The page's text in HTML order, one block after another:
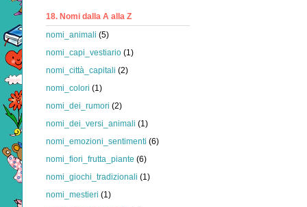
18. Nomi dalla A alla Z
nomi_animali (5)
nomi_capi_vestiario (1)
nomi_città_capitali (2)
nomi_colori (1)
nomi_dei_rumori (2)
nomi_dei_versi_animali (1)
nomi_emozioni_sentimenti (6)
nomi_fiori_frutta_piante (6)
nomi_giochi_tradizionali (1)
nomi_mestieri (1)